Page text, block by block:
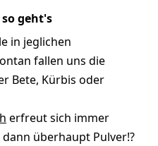
geht's
in jeglichen
fallen uns die
Bete, Kürbis oder
erfreut sich immer
überhaupt Pulver!?